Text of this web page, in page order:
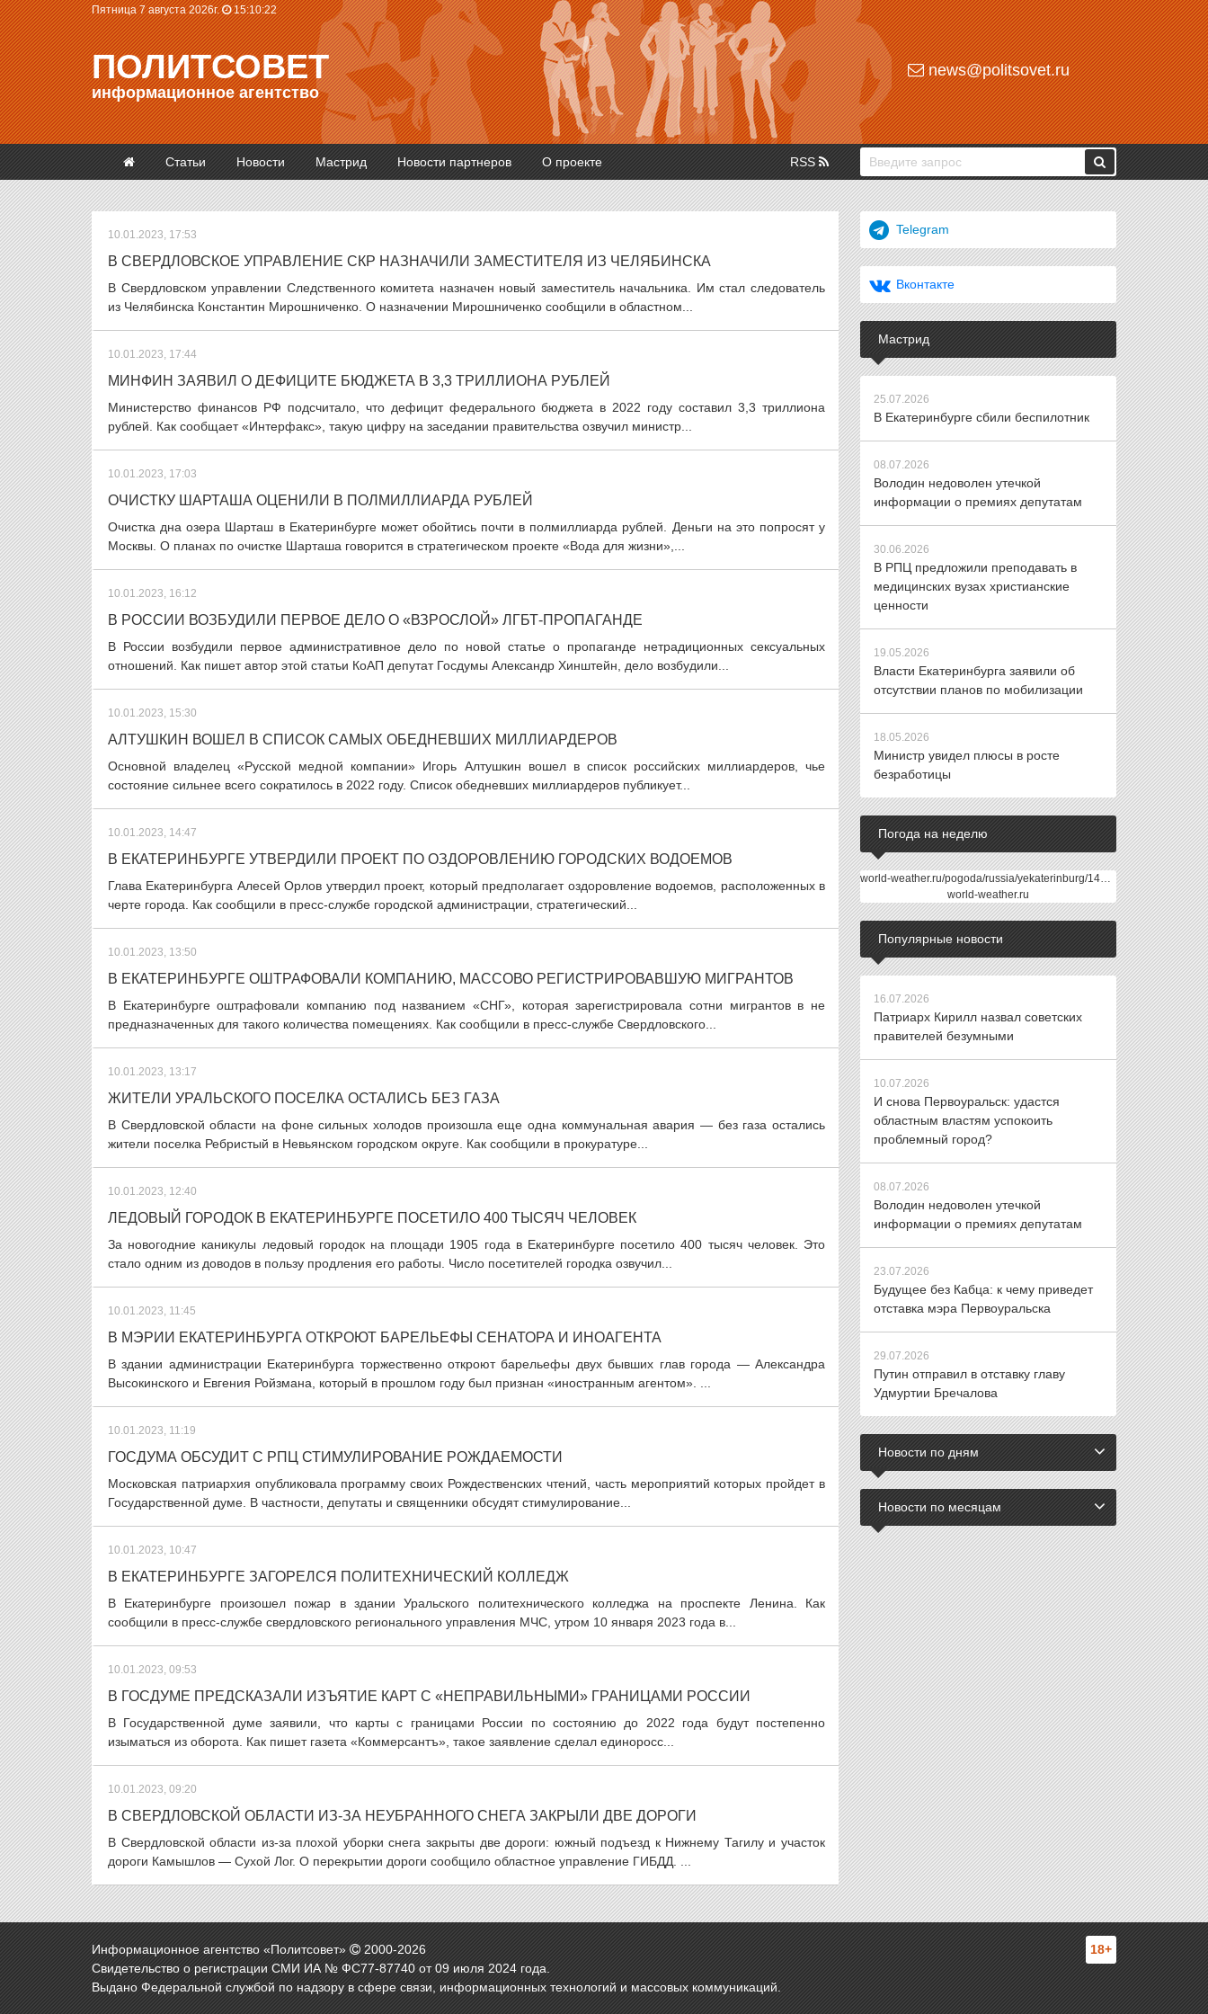
Пятница 7 августа 2026г. 15:10:23
ПОЛИТСОВЕТ
информационное агентство
news@politsovet.ru
Статьи Новости Мастрид Новости партнеров О проекте RSS
10.01.2023, 17:53
В СВЕРДЛОВСКОЕ УПРАВЛЕНИЕ СКР НАЗНАЧИЛИ ЗАМЕСТИТЕЛЯ ИЗ ЧЕЛЯБИНСКА
В Свердловском управлении Следственного комитета назначен новый заместитель начальника. Им стал следователь
из Челябинска Константин Мирошниченко. О назначении Мирошниченко сообщили в областном...
10.01.2023, 17:44
МИНФИН ЗАЯВИЛ О ДЕФИЦИТЕ БЮДЖЕТА В 3,3 ТРИЛЛИОНА РУБЛЕЙ
Министерство финансов РФ подсчитало, что дефицит федерального бюджета в 2022 году составил 3,3 триллиона
рублей. Как сообщает «Интерфакс», такую цифру на заседании правительства озвучил министр...
10.01.2023, 17:03
ОЧИСТКУ ШАРТАША ОЦЕНИЛИ В ПОЛМИЛЛИАРДА РУБЛЕЙ
Очистка дна озера Шарташ в Екатеринбурге может обойтись почти в полмиллиарда рублей. Деньги на это попросят у
Москвы. О планах по очистке Шарташа говорится в стратегическом проекте «Вода для жизни»,...
10.01.2023, 16:12
В РОССИИ ВОЗБУДИЛИ ПЕРВОЕ ДЕЛО О «ВЗРОСЛОЙ» ЛГБТ-ПРОПАГАНДЕ
В России возбудили первое административное дело по новой статье о пропаганде нетрадиционных сексуальных
отношений. Как пишет автор этой статьи КоАП депутат Госдумы Александр Хинштейн, дело возбудили...
10.01.2023, 15:30
АЛТУШКИН ВОШЕЛ В СПИСОК САМЫХ ОБЕДНЕВШИХ МИЛЛИАРДЕРОВ
Основной владелец «Русской медной компании» Игорь Алтушкин вошел в список российских миллиардеров, чье
состояние сильнее всего сократилось в 2022 году. Список обедневших миллиардеров публикует...
10.01.2023, 14:47
В ЕКАТЕРИНБУРГЕ УТВЕРДИЛИ ПРОЕКТ ПО ОЗДОРОВЛЕНИЮ ГОРОДСКИХ ВОДОЕМОВ
Глава Екатеринбурга Алесей Орлов утвердил проект, который предполагает оздоровление водоемов, расположенных в
черте города. Как сообщили в пресс-службе городской администрации, стратегический...
10.01.2023, 13:50
В ЕКАТЕРИНБУРГЕ ОШТРАФОВАЛИ КОМПАНИЮ, МАССОВО РЕГИСТРИРОВАВШУЮ МИГРАНТОВ
В Екатеринбурге оштрафовали компанию под названием «СНГ», которая зарегистрировала сотни мигрантов в не
предназначенных для такого количества помещениях. Как сообщили в пресс-службе Свердловского...
10.01.2023, 13:17
ЖИТЕЛИ УРАЛЬСКОГО ПОСЕЛКА ОСТАЛИСЬ БЕЗ ГАЗА
В Свердловской области на фоне сильных холодов произошла еще одна коммунальная авария — без газа остались
жители поселка Ребристый в Невьянском городском округе. Как сообщили в прокуратуре...
10.01.2023, 12:40
ЛЕДОВЫЙ ГОРОДОК В ЕКАТЕРИНБУРГЕ ПОСЕТИЛО 400 ТЫСЯЧ ЧЕЛОВЕК
За новогодние каникулы ледовый городок на площади 1905 года в Екатеринбурге посетило 400 тысяч человек. Это
стало одним из доводов в пользу продления его работы. Число посетителей городка озвучил...
10.01.2023, 11:45
В МЭРИИ ЕКАТЕРИНБУРГА ОТКРОЮТ БАРЕЛЬЕФЫ СЕНАТОРА И ИНОАГЕНТА
В здании администрации Екатеринбурга торжественно откроют барельефы двух бывших глав города — Александра
Высокинского и Евгения Ройзмана, который в прошлом году был признан «иностранным агентом». ...
10.01.2023, 11:19
ГОСДУМА ОБСУДИТ С РПЦ СТИМУЛИРОВАНИЕ РОЖДАЕМОСТИ
Московская патриархия опубликовала программу своих Рождественских чтений, часть мероприятий которых пройдет в
Государственной думе. В частности, депутаты и священники обсудят стимулирование...
10.01.2023, 10:47
В ЕКАТЕРИНБУРГЕ ЗАГОРЕЛСЯ ПОЛИТЕХНИЧЕСКИЙ КОЛЛЕДЖ
В Екатеринбурге произошел пожар в здании Уральского политехнического колледжа на проспекте Ленина. Как
сообщили в пресс-службе свердловского регионального управления МЧС, утром 10 января 2023 года в...
10.01.2023, 09:53
В ГОСДУМЕ ПРЕДСКАЗАЛИ ИЗЪЯТИЕ КАРТ С «НЕПРАВИЛЬНЫМИ» ГРАНИЦАМИ РОССИИ
В Государственной думе заявили, что карты с границами России по состоянию до 2022 года будут постепенно
изыматься из оборота. Как пишет газета «Коммерсантъ», такое заявление сделал единоросс...
10.01.2023, 09:20
В СВЕРДЛОВСКОЙ ОБЛАСТИ ИЗ-ЗА НЕУБРАННОГО СНЕГА ЗАКРЫЛИ ДВЕ ДОРОГИ
В Свердловской области из-за плохой уборки снега закрыты две дороги: южный подъезд к Нижнему Тагилу и участок
дороги Камышлов — Сухой Лог. О перекрытии дороги сообщило областное управление ГИБДД. ...
Telegram
Вконтакте
Мастрид
25.07.2026
В Екатеринбурге сбили беспилотник
08.07.2026
Володин недоволен утечкой
информации о премиях депутатам
30.06.2026
В РПЦ предложили преподавать в
медицинских вузах христианские
ценности
19.05.2026
Власти Екатеринбурга заявили об
отсутствии планов по мобилизации
18.05.2026
Министр увидел плюсы в росте
безработицы
Погода на неделю
world-weather.ru/pogoda/russia/yekaterinburg/14days/
world-weather.ru
Популярные новости
16.07.2026
Патриарх Кирилл назвал советских
правителей безумными
10.07.2026
И снова Первоуральск: удастся
областным властям успокоить
проблемный город?
08.07.2026
Володин недоволен утечкой
информации о премиях депутатам
23.07.2026
Будущее без Кабца: к чему приведет
отставка мэра Первоуральска
29.07.2026
Путин отправил в отставку главу
Удмуртии Бречалова
Новости по дням
Новости по месяцам
Информационное агентство «Политсовет» 2000-2026
Свидетельство о регистрации СМИ ИА № ФС77-87740 от 09 июля 2024 года.
Выдано Федеральной службой по надзору в сфере связи, информационных технологий и массовых коммуникаций.
18+